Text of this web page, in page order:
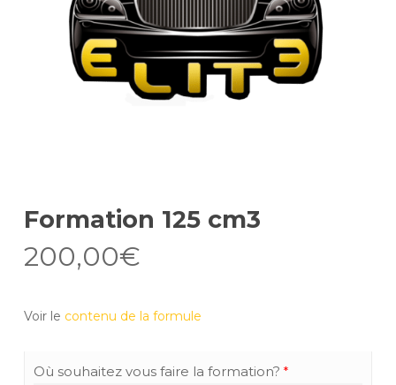
Formation 125 cm3
200,00€
Voir le contenu de la formule
Où souhaitez vous faire la formation? *